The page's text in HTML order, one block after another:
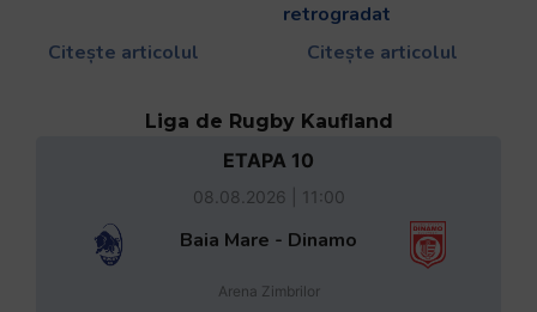
Citește articolul
retrogradat
Citește articolul
Liga de Rugby Kaufland
ETAPA 10
08.08.2026 | 11:00
Baia Mare - Dinamo
Arena Zimbrilor